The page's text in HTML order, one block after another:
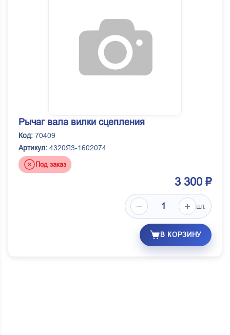
Рычаг вала вилки сцепления
Код: 70409
Артикул: 4320Я3-1602074
Под заказ
3 300 ₽
шт.
В КОРЗИНУ